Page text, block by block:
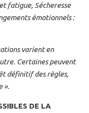
fatigue, Sécheresse
émotionnels :
varient en
Certaines peuvent
définitif des règles,
».
DE LA